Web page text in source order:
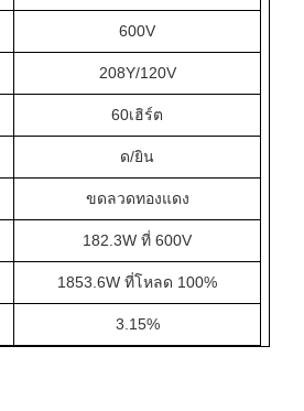
600V
208Y/120V
60เฮิร์ต
ด/ยิน
ขดลวดทองแดง
182.3W ที่ 600V
1853.6W ที่โหลด 100%
3.15%